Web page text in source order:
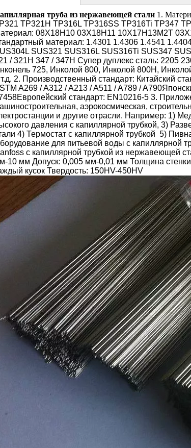
труба из нержавеющей стали 1.
TP321H TP316L TP316SS TP316Ti TP347
: 08X18H10 03X18H11 10X17H13M2T
материал: 1.4301 1.4306 1.4541
SUS321 SUS316L SUS316Ti SUS347
/ 321H 347 / 347H Супер дуплекс сталь: 2205
725, Инколой 800, Инколой 800Н,
2. Производственный стандарт: Китайский
A269 / A312 / A213 / A511 / A789 / A790
Европейский стандарт: EN10216-5 3.
аэрокосмическая,
и другие отрасли. Например: 1)
давления с капиллярной трубкой, 3)
4) Термостат с капиллярной трубкой 5)
для питьевой воды с капиллярной
с капиллярной трубкой из нержавеющей
10 мм Допуск: 0,005 мм-0,01 мм Толщина
кусок Твердость: 150HV-450HV